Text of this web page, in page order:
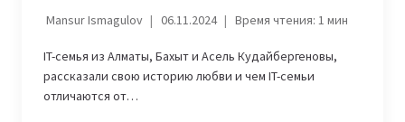
Mansur Ismagulov 06.11.2024 Время чтения: 1мин
IT-семья из Алматы, Бахыт и Асель Кудайбергеновы,
рассказали свою историю любви и чем IT-семьи
отличаются от…